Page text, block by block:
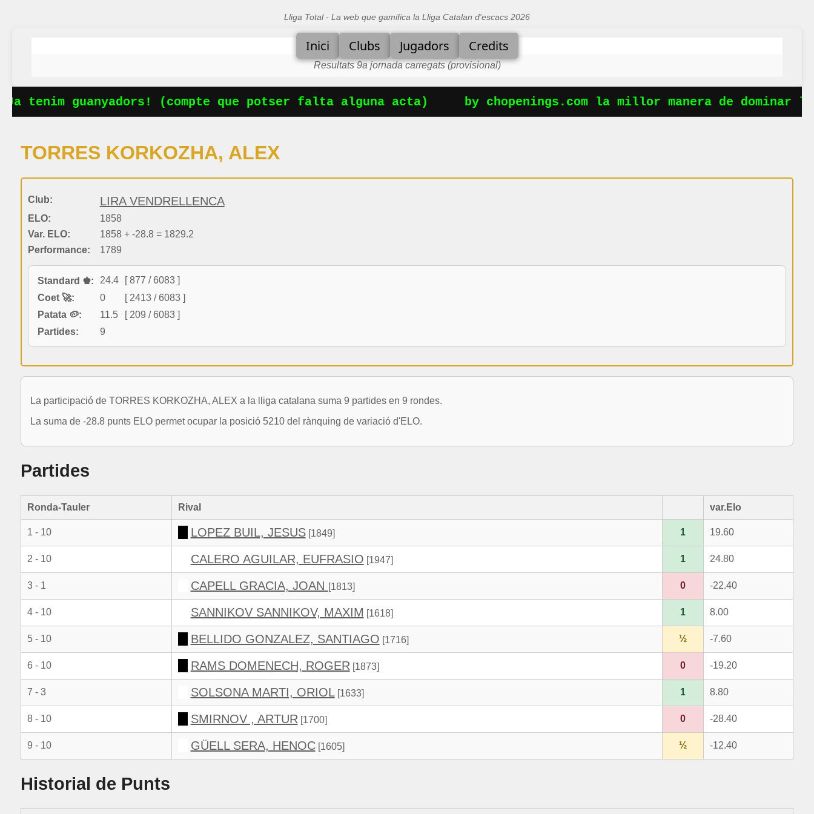
Lliga Total - La web que gamifica la Lliga Catalan d'escacs 2026
Inici Clubs Jugadors Credits
Resultats 9a jornada carregats (provisional)
tenim guanyadors! (compte que potser falta alguna acta) by chopenings.com la millor manera de dominar
TORRES KORKOZHA, ALEX
Club: LIRA VENDRELLENCA
ELO:
1858
Var. ELO:
1858 + -28.8 = 1829.2
Performance:
1789
Standard ♚: 24.4
[ 877 / 6083 ]
Coet 🚀:
0
[ 2413 / 6083 ]
Patata 🥔:
11.5
[ 209 / 6083 ]
Partides:
9
La participació de TORRES KORKOZHA, ALEX a la lliga catalana suma 9 partides en 9 rondes.
La suma de -28.8 punts ELO permet ocupar la posició 5210 del rànquing de variació d'ELO.
Partides
Ronda-Tauler Rival var.Elo
1 - 10 LOPEZ BUIL, JESUS[1849] 1 19.60
2 - 10 CALERO AGUILAR, EUFRASIO [1947] 1 24.80
3 - 1 CAPELL GRACIA, JOAN [1813] 0 -22.40
4 - 10 SANNIKOV SANNIKOV, MAXIM [1618] 1 8.00
5 - 10 BELLIDO GONZALEZ, SANTIAGO [1716] ½ -7.60
6 - 10 RAMS DOMENECH, ROGER [1873] 0 -19.20
7 - 3 SOLSONA MARTI, ORIOL[1633] 1 8.80
8 - 10 SMIRNOV , ARTUR [1700] 0 -28.40
9 - 10 GÜELL SERA, HENOC[1605] ½ -12.40
Historial de Punts